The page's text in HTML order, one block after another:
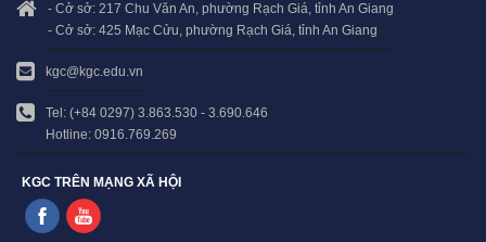
- Cở sở: 217 Chu Văn An, phường Rạch Giá, tỉnh An Giang
- Cở sở: 425 Mạc Cửu, phường Rạch Giá, tỉnh An Giang
kgc@kgc.edu.vn
Tel: (+84 0297) 3.863.530 - 3.690.646
Hotline: 0916.769.269
KGC TRÊN MẠNG XÃ HỘI